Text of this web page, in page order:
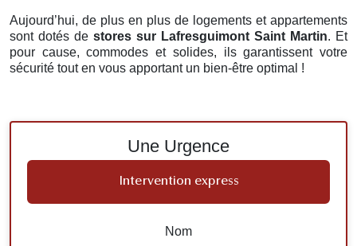
Aujourd’hui, de plus en plus de logements et appartements
sont dotés de stores sur Lafresguimont Saint Martin. Et
pour cause, commodes et solides, ils garantissent votre
sécurité tout en vous apportant un bien-être optimal !
Une Urgence
Intervention express
Nom